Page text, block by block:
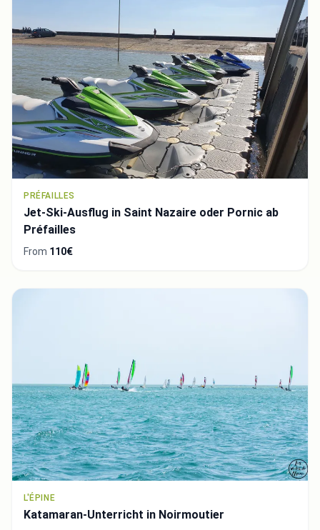
PRÉFAILLES
Jet-Ski-Ausflug in Saint Nazaire oder Pornic ab
Préfailles
From 110€
L'ÉPINE
Katamaran-Unterricht in Noirmoutier